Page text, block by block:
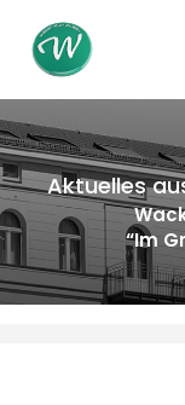
Aktuelles
“Im